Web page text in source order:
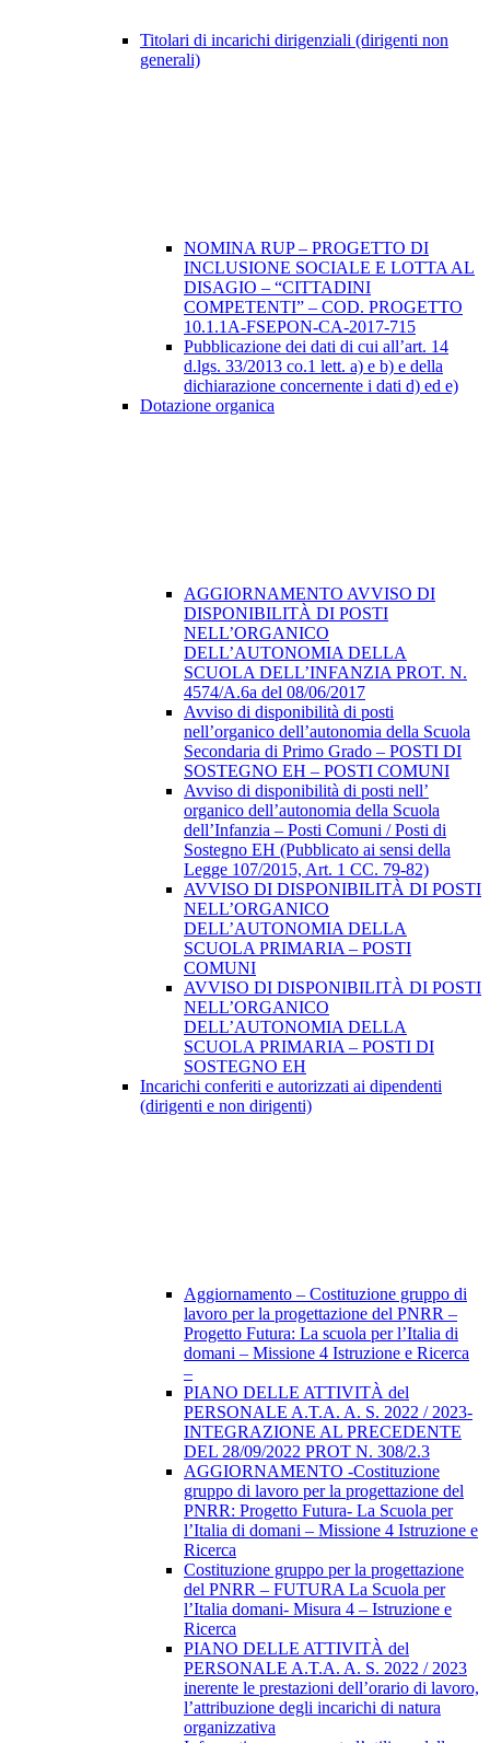
Titolari di incarichi dirigenziali (dirigenti non
generali)
NOMINA RUP – PROGETTO DI
INCLUSIONE SOCIALE E LOTTA AL
DISAGIO – “CITTADINI
COMPETENTI” – COD. PROGETTO
10.1.1A-FSEPON-CA-2017-715
Pubblicazione dei dati di cui all’art. 14
d.lgs. 33/2013 co.1 lett. a) e b) e della
dichiarazione concernente i dati d) ed e)
Dotazione organica
AGGIORNAMENTO AVVISO DI
DISPONIBILITÀ DI POSTI
NELL’ORGANICO
DELL’AUTONOMIA DELLA
SCUOLA DELL’INFANZIA PROT. N.
4574/A.6a del 08/06/2017
Avviso di disponibilità di posti
nell’organico dell’autonomia della Scuola
Secondaria di Primo Grado – POSTI DI
SOSTEGNO EH – POSTI COMUNI
Avviso di disponibilità di posti nell’
organico dell’autonomia della Scuola
dell’Infanzia – Posti Comuni / Posti di
Sostegno EH (Pubblicato ai sensi della
Legge 107/2015, Art. 1 CC. 79-82)
AVVISO DI DISPONIBILITÀ DI POSTI
NELL’ORGANICO
DELL’AUTONOMIA DELLA
SCUOLA PRIMARIA – POSTI
COMUNI
AVVISO DI DISPONIBILITÀ DI POSTI
NELL’ORGANICO
DELL’AUTONOMIA DELLA
SCUOLA PRIMARIA – POSTI DI
SOSTEGNO EH
Incarichi conferiti e autorizzati ai dipendenti
(dirigenti e non dirigenti)
Aggiornamento – Costituzione gruppo di
lavoro per la progettazione del PNRR –
Progetto Futura: La scuola per l’Italia di
domani – Missione 4 Istruzione e Ricerca
–
PIANO DELLE ATTIVITÀ del
PERSONALE A.T.A. A. S. 2022 / 2023-
INTEGRAZIONE AL PRECEDENTE
DEL 28/09/2022 PROT N. 308/2.3
AGGIORNAMENTO -Costituzione
gruppo di lavoro per la progettazione del
PNRR: Progetto Futura- La Scuola per
l’Italia di domani – Missione 4 Istruzione e
Ricerca
Costituzione gruppo per la progettazione
del PNRR – FUTURA La Scuola per
l’Italia domani- Misura 4 – Istruzione e
Ricerca
PIANO DELLE ATTIVITÀ del
PERSONALE A.T.A. A. S. 2022 / 2023
inerente le prestazioni dell’orario di lavoro,
l’attribuzione degli incarichi di natura
organizzativa